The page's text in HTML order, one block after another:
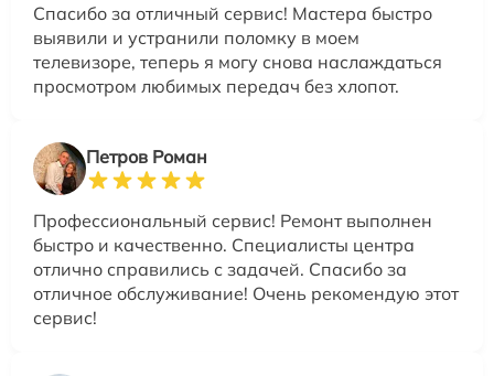
Спасибо за отличный сервис! Мастера быстро
выявили и устранили поломку в моем
телевизоре, теперь я могу снова наслаждаться
просмотром любимых передач без хлопот.
Петров Роман
Профессиональный сервис! Ремонт выполнен
быстро и качественно. Специалисты центра
отлично справились с задачей. Спасибо за
отличное обслуживание! Очень рекомендую этот
сервис!